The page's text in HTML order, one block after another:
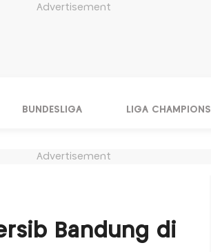
Advertisement
BUNDESLIGA LIGA CHAMPIONS
Advertisement
Bandung di